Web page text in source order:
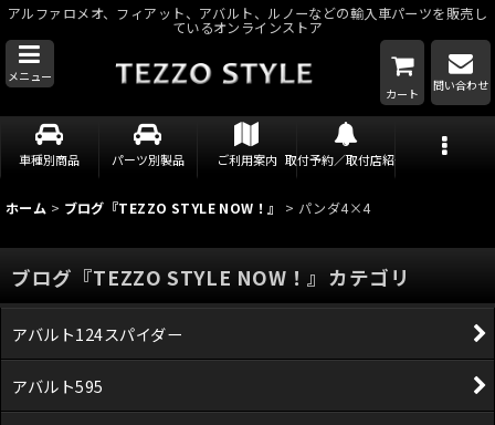
アルファロメオ、フィアット、アバルト、ルノーなどの輸入車パーツを販売し
ているオンラインストア
メニュー
カート
問い合わせ
車種別商品 パーツ別製品 ご利用案内 取付予約／取付店紹介
ホーム > ブログ『TEZZO STYLE NOW！』 > パンダ4×4
ブログ『TEZZO STYLE NOW！』カテゴリ
アバルト124スパイダー
アバルト595